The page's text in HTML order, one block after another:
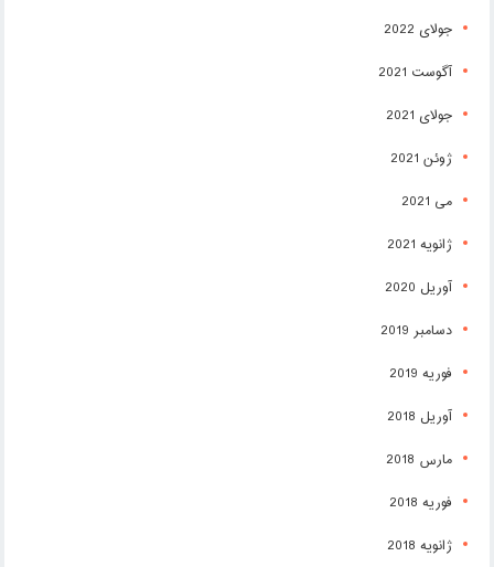
جولای 2022
آگوست 2021
جولای 2021
ژوئن 2021
می 2021
ژانویه 2021
آوریل 2020
دسامبر 2019
فوریه 2019
آوریل 2018
مارس 2018
فوریه 2018
ژانویه 2018